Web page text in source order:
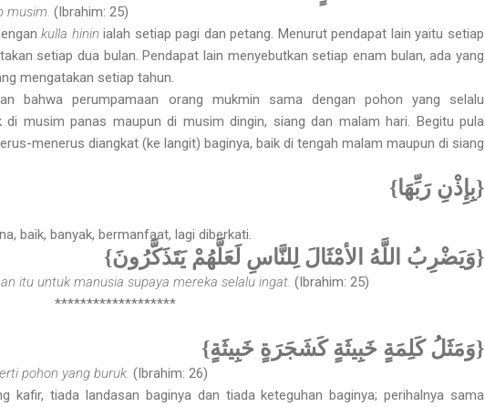
musim. (Ibrahim: 25)
kulla hininialah setiap pagi dan petang. Menurut pendapat lain yaitu setiap
setiap dua bulan. Pendapat lain menyebutkan setiap enam bulan, ada yang
mengatakan setiap tahun.
bahwa perumpamaan orang mukmin sama dengan pohon yang selalu
di musim panas maupun di musim dingin, siang dan malam hari. Begitu pula
menerus diangkat (ke langit) baginya, baik di tengah malam maupun di siang
{بِإِذْنِ رَبِّهَا}
baik, banyak, bermanfaat, lagi diberkati.
{وَيَضْرِبُ اللَّهُ الأمْثَالَ لِلنَّاسِ لَعَلَّهُمْ يَتَذَكَّرُونَ}
itu untuk manusia supaya mereka selalu ingat. (Ibrahim: 25)
*******************
{وَمَثَلُ كَلِمَةٍ خَبِيثَةٍ كَشَجَرَةٍ خَبِيثَةٍ}
pohon yang buruk. (Ibrahim: 26)
kafir, tiada landasan baginya dan tiada keteguhan baginya; perihalnya sama